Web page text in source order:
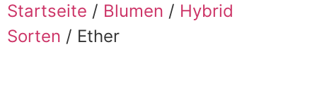
Startseite / Blumen / Hybrid
Sorten / Ether